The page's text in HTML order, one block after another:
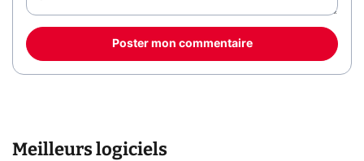
Poster mon commentaire
Meilleurs logiciels